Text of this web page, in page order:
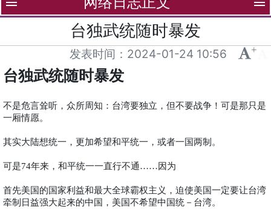
台独武统随时暴发
发表时间： 2024-01-24 10:56 +
台独武统随时暴发
不是危言耸听，众所周知：台湾要独立，但不要战争！可是那只是
一厢情愿。
其实大陆想统一，更加希望和平统一，或者一国两制。
可是74年来，和平统一一直行不通……因为
首先美国的国家利益和最大全球霸权主义，迫使美国一定要让台湾
牵制日益强大起来的中国，美国不希望中国统－台湾。